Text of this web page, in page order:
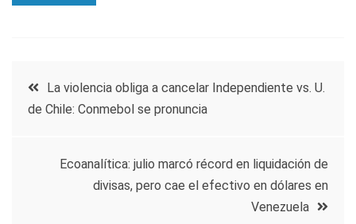
Navegación
entradas
La violencia obliga a cancelar Independiente vs. U.
de Chile: Conmebol se pronuncia
Ecoanalítica: julio marcó récord en liquidación de
divisas, pero cae el efectivo en dólares en
Venezuela